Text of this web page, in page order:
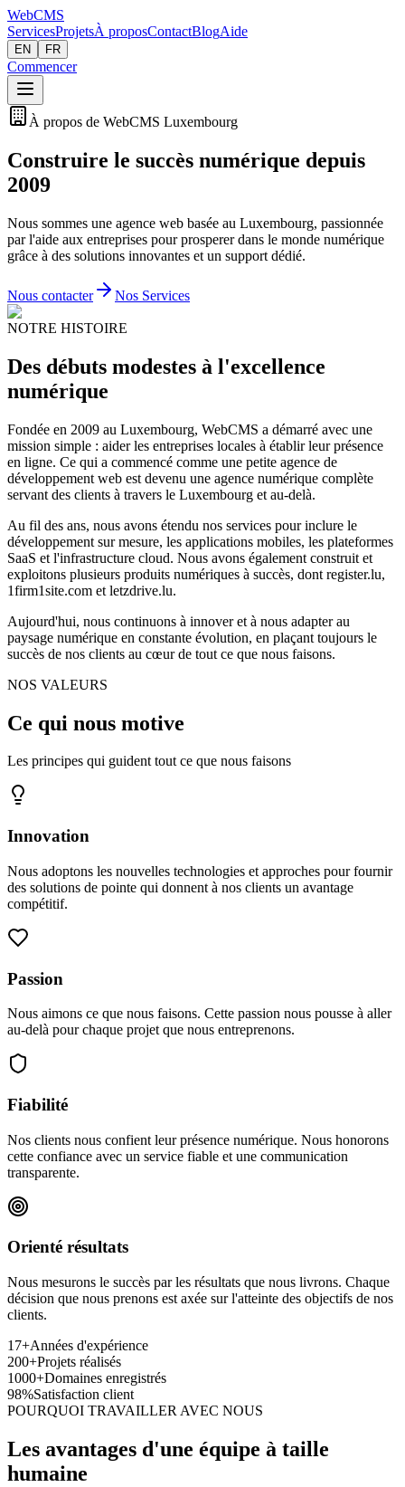
WebCMS
ServicesProjetsÀ proposContactBlogAide
EN FR
Commencer
À propos de WebCMS Luxembourg
Construire le succès numérique depuis
2009
Nous sommes une agence web basée au Luxembourg, passionnée
par l'aide aux entreprises pour prosperer dans le monde numérique
grâce à des solutions innovantes et un support dédié.
Nous contacter Nos Services
NOTRE HISTOIRE
Des débuts modestes à l'excellence
numérique
Fondée en 2009 au Luxembourg, WebCMS a démarré avec une
mission simple : aider les entreprises locales à établir leur présence
en ligne. Ce qui a commencé comme une petite agence de
développement web est devenu une agence numérique complète
servant des clients à travers le Luxembourg et au-delà.
Au fil des ans, nous avons étendu nos services pour inclure le
développement sur mesure, les applications mobiles, les plateformes
SaaS et l'infrastructure cloud. Nous avons également construit et
exploitons plusieurs produits numériques à succès, dont register.lu,
1firm1site.com et letzdrive.lu.
Aujourd'hui, nous continuons à innover et à nous adapter au
paysage numérique en constante évolution, en plaçant toujours le
succès de nos clients au cœur de tout ce que nous faisons.
NOS VALEURS
Ce qui nous motive
Les principes qui guident tout ce que nous faisons
Innovation
Nous adoptons les nouvelles technologies et approches pour fournir
des solutions de pointe qui donnent à nos clients un avantage
compétitif.
Passion
Nous aimons ce que nous faisons. Cette passion nous pousse à aller
au-delà pour chaque projet que nous entreprenons.
Fiabilité
Nos clients nous confient leur présence numérique. Nous honorons
cette confiance avec un service fiable et une communication
transparente.
Orienté résultats
Nous mesurons le succès par les résultats que nous livrons. Chaque
décision que nous prenons est axée sur l'atteinte des objectifs de nos
clients.
17+Années d'expérience
200+Projets réalisés
1000+Domaines enregistrés
98%Satisfaction client
POURQUOI TRAVAILLER AVEC NOUS
Les avantages d'une équipe à taille
humaine